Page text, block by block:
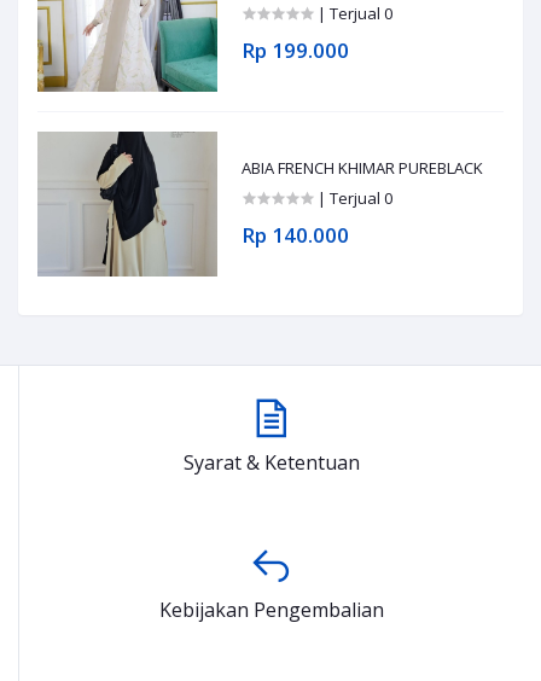
| Terjual 0
Rp 199.000
ABIA FRENCH KHIMAR PUREBLACK
| Terjual 0
Rp 140.000
Syarat & Ketentuan
Kebijakan Pengembalian